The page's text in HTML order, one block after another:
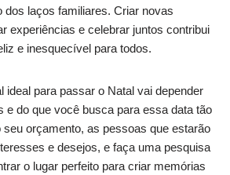
dos laços familiares. Criar novas
experiências e celebrar juntos contribui
e inesquecível para todos.
ideal para passar o Natal vai depender
e do que você busca para essa data tão
orçamento, as pessoas que estarão
e desejos, e faça uma pesquisa
o lugar perfeito para criar memórias